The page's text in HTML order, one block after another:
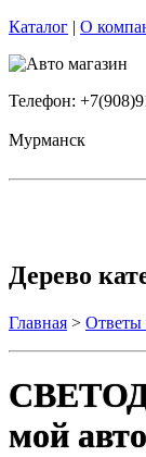
Каталог | О
Телефон:
Мурманск
Дерево
Главная > Ответы
мой